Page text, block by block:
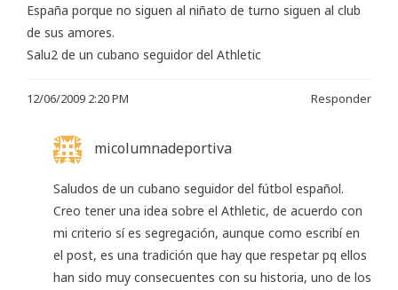
España porque no siguen al niñato de turno siguen al club
de sus amores.
Salu2 de un cubano seguidor del Athletic
12/06/2009 2:20 PM Responder
micolumnadeportiva
Saludos de un cubano seguidor del fútbol español.
Creo tener una idea sobre el Athletic, de acuerdo con
mi criterio sí es segregación, aunque como escribí en
el post, es una tradición que hay que respetar pq ellos
han sido muy consecuentes con su historia, uno de los